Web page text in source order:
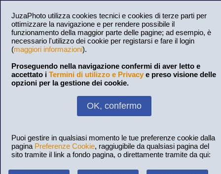
JuzaPhoto utilizza cookies tecnici e cookies di terze parti per
ottimizzare la navigazione e per rendere possibile il
funzionamento della maggior parte delle pagine; ad esempio, è
necessario l'utilizzo dei cookie per registarsi e fare il login
(maggiori informazioni).
Proseguendo nella navigazione confermi di aver letto e
accettato i Termini di utilizzo e Privacy e preso visione delle
opzioni per la gestione dei cookie.
OK, confermo
Puoi gestire in qualsiasi momento le tue preferenze cookie dalla
pagina Preferenze Cookie, raggiugibile da qualsiasi pagina del
sito tramite il link a fondo pagina, o direttamente tramite da qui: